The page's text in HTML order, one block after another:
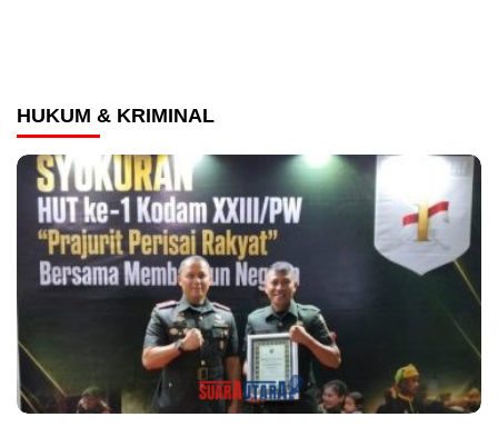
HUKUM & KRIMINAL